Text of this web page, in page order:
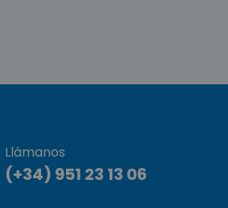
Llámanos
(+34) 951 23 13 06